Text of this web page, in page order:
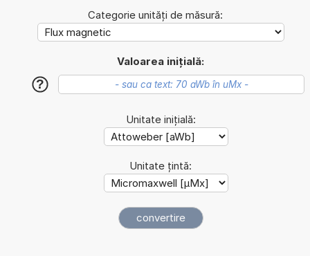
Categorie unități de măsură:
Valoarea inițială:
?
Unitate inițială:
Unitate țintă: